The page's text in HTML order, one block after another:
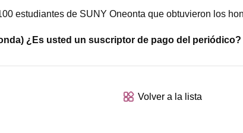
estudiantes de SUNY Oneonta que obtuvieron los
¿Es usted un suscriptor de pago del periódico?
Volver a la lista